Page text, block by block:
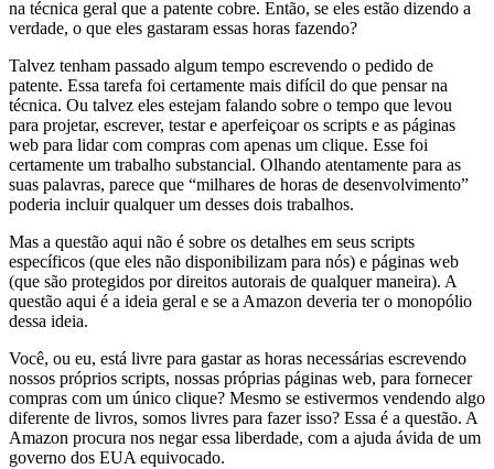
na técnica geral que a patente cobre. Então, se eles estão dizendo a
verdade, o que eles gastaram essas horas fazendo?
Talvez tenham passado algum tempo escrevendo o pedido de
patente. Essa tarefa foi certamente mais difícil do que pensar na
técnica. Ou talvez eles estejam falando sobre o tempo que levou
para projetar, escrever, testar e aperfeiçoar os scripts e as páginas
web para lidar com compras com apenas um clique. Esse foi
certamente um trabalho substancial. Olhando atentamente para as
suas palavras, parece que “milhares de horas de desenvolvimento”
poderia incluir qualquer um desses dois trabalhos.
Mas a questão aqui não é sobre os detalhes em seus scripts
específicos (que eles não disponibilizam para nós) e páginas web
(que são protegidos por direitos autorais de qualquer maneira). A
questão aqui é a ideia geral e se a Amazon deveria ter o monopólio
dessa ideia.
Você, ou eu, está livre para gastar as horas necessárias escrevendo
nossos próprios scripts, nossas próprias páginas web, para fornecer
compras com um único clique? Mesmo se estivermos vendendo algo
diferente de livros, somos livres para fazer isso? Essa é a questão. A
Amazon procura nos negar essa liberdade, com a ajuda ávida de um
governo dos EUA equivocado.